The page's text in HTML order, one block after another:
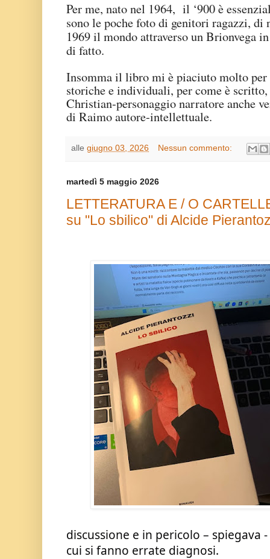
Per me, nato nel 1964, il ‘900 è
sono le poche foto di genitori ragazzi, di
1969 il mondo attraverso un Brionvega
di fatto.
Insomma il libro mi è piaciuto molto per
storiche e individuali, per come è
Christian-personaggio narratore anche
di Raimo autore-intellettuale.
alle giugno 03, 2026 Nessun commento:
martedì 5 maggio 2026
LETTERATURA E / O
su "Lo sbilico" di Alcide
discussione e in pericolo – spiegava
cui si fanno errate diagnosi.